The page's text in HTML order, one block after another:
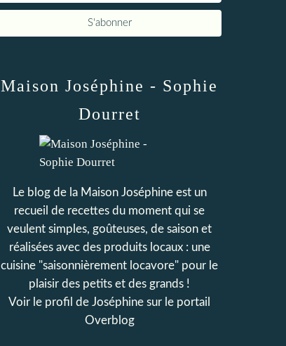
Maison Joséphine - Sophie
Dourret
Le blog de la Maison Joséphine est un
recueil de recettes du moment qui se
veulent simples, goûteuses, de saison et
réalisées avec des produits locaux : une
cuisine "saisonnièrement locavore" pour le
plaisir des petits et des grands !
Voir le profil de Joséphine sur le portail
Overblog